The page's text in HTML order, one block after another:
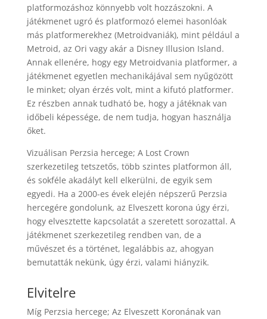
platformozáshoz könnyebb volt hozzászokni. A
játékmenet ugró és platformozó elemei hasonlóak
más platformerekhez (Metroidvaniák), mint például a
Metroid, az Ori vagy akár a Disney Illusion Island.
Annak ellenére, hogy egy Metroidvania platformer, a
játékmenet egyetlen mechanikájával sem nyűgözött
le minket; olyan érzés volt, mint a kifutó platformer.
Ez részben annak tudható be, hogy a játéknak van
időbeli képessége, de nem tudja, hogyan használja
őket.
Vizuálisan Perzsia hercege; A Lost Crown
szerkezetileg tetszetős, több szintes platformon áll,
és sokféle akadályt kell elkerülni, de egyik sem
egyedi. Ha a 2000-es évek elején népszerű Perzsia
hercegére gondolunk, az Elveszett korona úgy érzi,
hogy elvesztette kapcsolatát a szeretett sorozattal. A
játékmenet szerkezetileg rendben van, de a
művészet és a történet, legalábbis az, ahogyan
bemutatták nekünk, úgy érzi, valami hiányzik.
Elvitelre
Míg Perzsia hercege; Az Elveszett Koronának van